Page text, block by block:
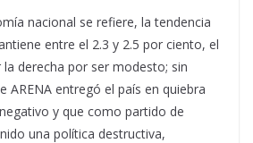
nacional se refiere, la tendencia
entre el 2.3 y 2.5 por ciento, el
derecha por ser modesto; sin
ARENA entregó el país en quiebra
y que como partido de
una política destructiva,